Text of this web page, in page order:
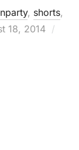
, shorts,
18, 2014